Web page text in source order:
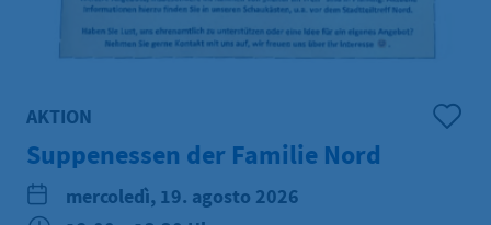
AKTION
Suppenessen der Familie Nord
mercoledì, 19. agosto 2026